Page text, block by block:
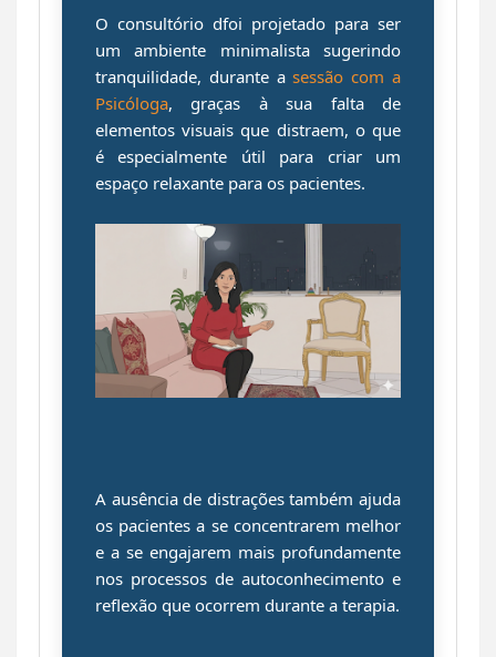
O consultório dfoi projetado para ser
um ambiente minimalista sugerindo
tranquilidade, durante asessão com a
Psicóloga, graças à sua falta de
elementos visuais que distraem, o que
é especialmente útil para criar um
espaço relaxante para os pacientes.
A ausência de distrações também ajuda
os pacientes a se concentrarem melhor
e a se engajarem mais profundamente
nos processos de autoconhecimento e
reflexão que ocorrem durante a terapia.